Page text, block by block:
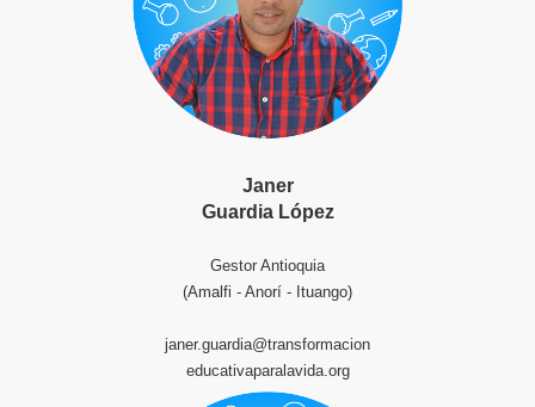
Janer
Guardia López
Gestor Antioquia
(Amalfi - Anorí - Ituango)
janer.guardia@transformacion
educativaparalavida.org